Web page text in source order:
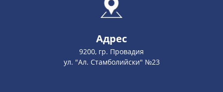
Адрес
9200, гр. Провадия
ул. "Ал. Стамболийски" №23